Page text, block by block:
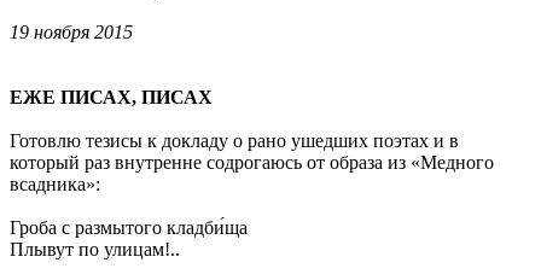
19 ноября 2015
ЕЖЕ ПИСАХ, ПИСАХ
Готовлю тезисы к докладу о рано ушедших поэтах и в
который раз внутренне содрогаюсь от образа из «Медного
всадника»:
Гроба с размытого кладби́ща
Плывут по улицам!..